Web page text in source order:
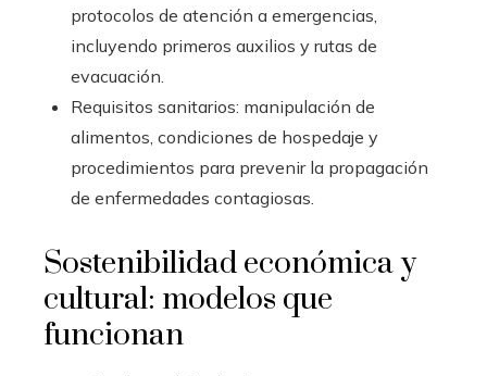
protocolos de atención a emergencias,
incluyendo primeros auxilios y rutas de
evacuación.
Requisitos sanitarios: manipulación de
alimentos, condiciones de hospedaje y
procedimientos para prevenir la propagación
de enfermedades contagiosas.
Sostenibilidad económica y
cultural: modelos que
funcionan